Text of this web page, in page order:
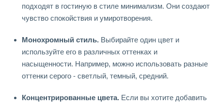
подходят в гостиную в стиле минимализм. Они создают
чувство спокойствия и умиротворения.
Монохромный стиль. Выбирайте один цвет и
используйте его в различных оттенках и
насыщенности. Например, можно использовать разные
оттенки серого - светлый, темный, средний.
Концентрированные цвета. Если вы хотите добавить